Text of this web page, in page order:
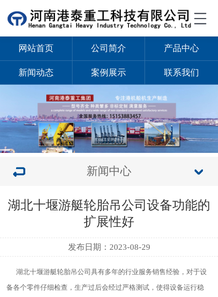
网站首页 公司简介 产品中心
新闻动态 案例展示 联系我们
新闻中心
湖北十堰游艇轮胎吊公司设备功能的
扩展性好
发布日期：2023-08-29
湖北十堰游艇轮胎吊公司具有多年的行业服务销售经验，对于设
备各个零件仔细检查，生产过后会经过严格测试，使得设备运行稳